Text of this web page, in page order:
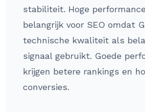
stabiliteit. Hoge
belangrijk voor SEO omdat
technische kwaliteit als
signaal gebruikt. Goede
krijgen betere rankings en
conversies.